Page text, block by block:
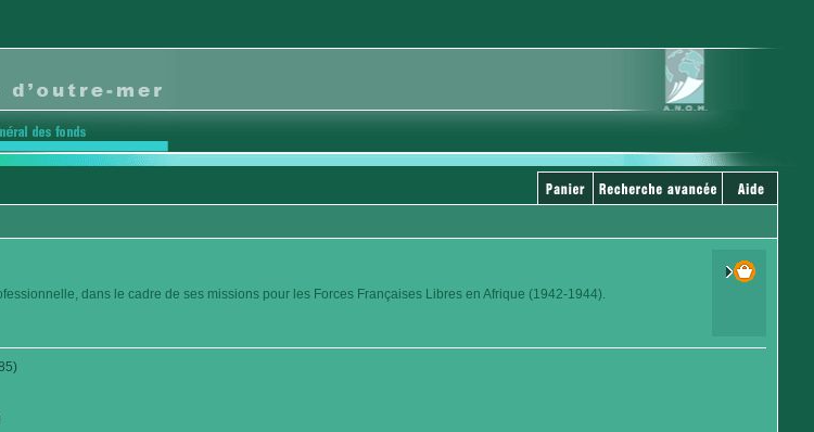
dans le cadre de ses missions pour les Forces Françaises Libres en Afrique (1942-1944).